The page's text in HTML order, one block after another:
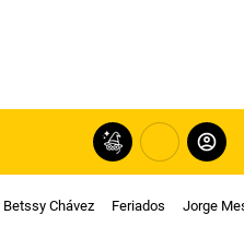
Betssy Chávez Feriados Jorge